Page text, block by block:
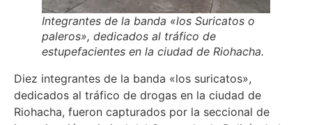
Integrantes de la banda «los Suricatos o
paleros», dedicados al tráfico de
estupefacientes en la ciudad de Riohacha.
Diez integrantes de la banda «los suricatos»,
dedicados al tráfico de drogas en la ciudad de
Riohacha, fueron capturados por la seccional de